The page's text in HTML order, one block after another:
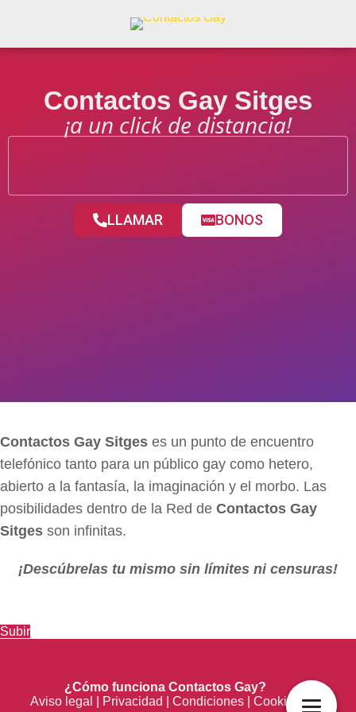
Contactos Gay Sitges
¡a un click de distancia!
LLAMAR BONOS
Contactos Gay Sitges es un punto de encuentro
telefónico tanto para un público gay como hetero,
abierto a la fantasía, la imaginación y el morbo. Las
posibilidades dentro de la Red de Contactos Gay
Sitges son infinitas.
¡Descúbrelas tu mismo sin límites ni censuras!
Subir
¿Cómo funciona Contactos Gay?
Aviso legal
Privacidad Condiciones Cookies